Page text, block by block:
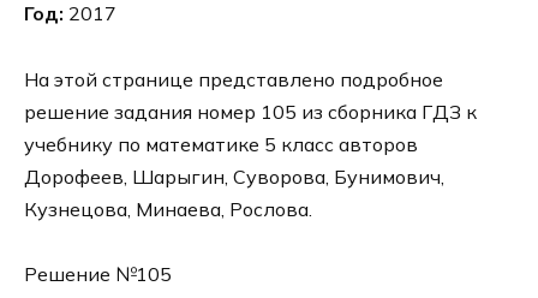
Год: 2017
На этой странице представлено подробное
решение задания номер 105 из сборника ГДЗ к
учебнику по математике 5 класс авторов
Дорофеев, Шарыгин, Суворова, Бунимович,
Кузнецова, Минаева, Рослова.
Решение №105